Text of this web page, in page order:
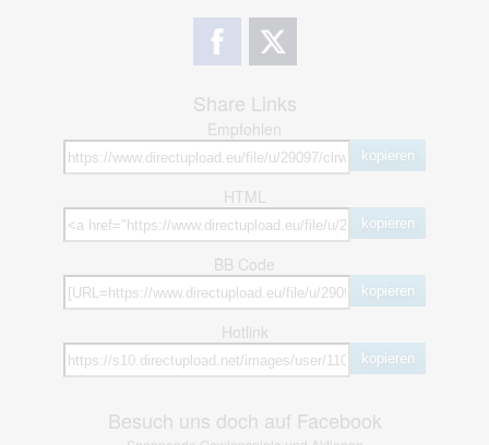
Share Links
Empfohlen
kopieren
HTML
kopieren
BB Code
kopieren
Hotlink
kopieren
Besuch uns doch auf Facebook